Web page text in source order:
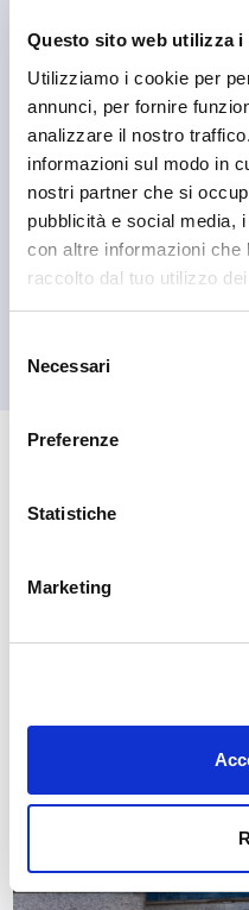
Questo sito web utilizza i
Utilizziamo i cookie per
annunci, per fornire
analizzare il nostro
informazioni sul modo in
nostri partner che si
pubblicità e social media,
con altre informazioni che
raccolto dal tuo utilizzo
delNecessari
Preferenze
Statistiche
Marketing
Albaredo per San Marco
Albaredo per